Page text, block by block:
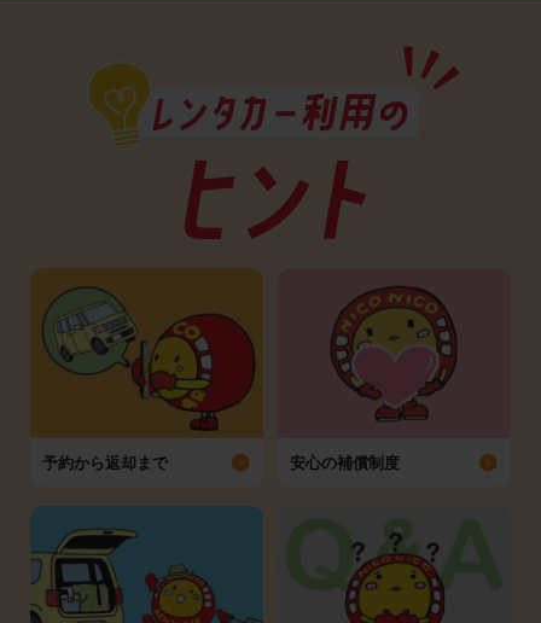
予約から返却まで 安心の補償制度